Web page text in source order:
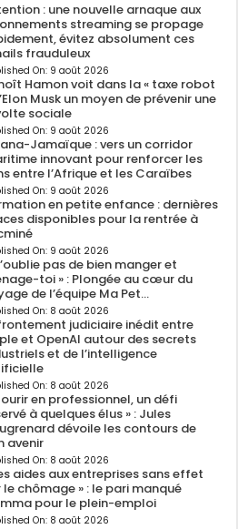
: une nouvelle arnaque aux
streaming se propage
évitez absolument ces
frauduleux
On: 9 août 2026
Hamon voit dans la « taxe robot
Musk un moyen de prévenir une
sociale
On: 9 août 2026
Jamaïque : vers un corridor
innovant pour renforcer les
entre l’Afrique et les Caraïbes
On: 9 août 2026
en petite enfance : dernières
disponibles pour la rentrée à
On: 9 août 2026
pas de bien manger et
toi » : Plongée au cœur du
de l’équipe Ma Pet…
On: 8 août 2026
judiciaire inédit entre
et OpenAI autour des secrets
et de l’intelligence
On: 8 août 2026
en professionnel, un défi
à quelques élus » : Jules
dévoile les contours de
avenir
On: 8 août 2026
aides aux entreprises sans effet
le chômage » : le pari manqué
pour le plein-emploi
On: 8 août 2026